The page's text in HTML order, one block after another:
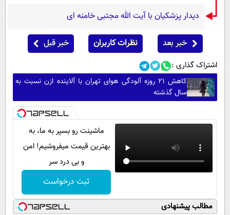
دیدار پزشکیان با آیت الله مجتبی خامنه ای
خبر بعد نظرات کاربران خبر قبل
اشتراک گذاری :
کاهش ۲۱ روزه آلودگی هوای تهران با آلاینده ازن نسبت به
سال گذشته
ماشینت رو بسپر به ما، به
بهترین قیمت میفروشیم! امن
و بی درد سر
ثبت درخواست
مطالب پیشنهادی